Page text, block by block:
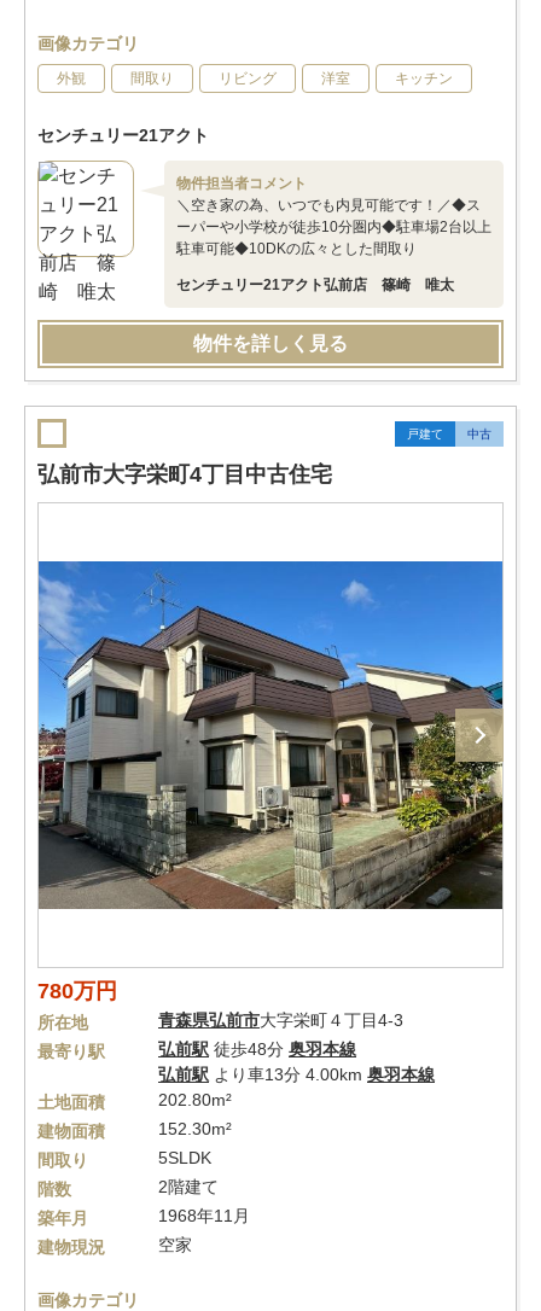
画像カテゴリ
外観 間取り リビング 洋室 キッチン
センチュリー21アクト
物件担当者コメント
＼空き家の為、いつでも内見可能です！／◆ス
ーパーや小学校が徒歩10分圏内◆駐車場2台以上
駐車可能◆10DKの広々とした間取り
センチュリー21アクト弘前店 篠崎 唯太
物件を詳しく見る
戸建て 中古
弘前市大字栄町4丁目中古住宅
780万円
所在地 青森県弘前市大字栄町４丁目4-3
最寄り駅
弘前駅 徒歩48分 奥羽本線
弘前駅 より車13分 4.00km 奥羽本線
土地面積
202.80m²
建物面積
152.30m²
間取り
5SLDK
階数
2階建て
築年月
1968年11月
建物現況
空家
画像カテゴリ